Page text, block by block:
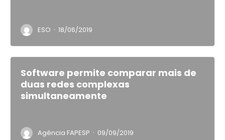
ESO · 18/06/2019
Software permite comparar mais de
duas redes complexas
simultaneamente
Agência FAPESP · 09/09/2019